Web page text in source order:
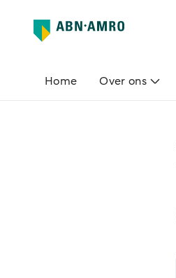
Home Over ons